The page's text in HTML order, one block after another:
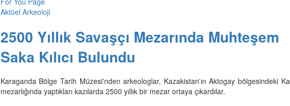
Aktüel Arkeoloji
2500 Yıllık Savaşçı Mezarında Muhteşem
Saka Kılıcı Bulundu
Karaganda Bölge Tarih Müzesi'nden arkeologlar, Kazakistan'ın Aktogay bölgesindeki
mezarlığında yaptıkları kazılarda 2500 yıllık bir mezar ortaya çıkardılar.